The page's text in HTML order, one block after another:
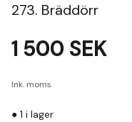
273. Bräddörr
1 500 SEK
Ink. moms
● 1 i lager